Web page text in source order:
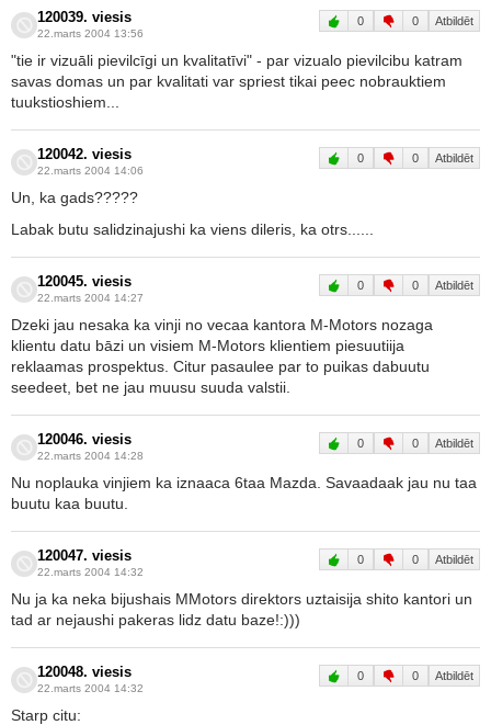
120039. viesis
22.marts 2004 13:56
0 0 Atbildēt
"tie ir vizuāli pievilcīgi un kvalitatīvi" - par vizualo pievilcibu katram
savas domas un par kvalitati var spriest tikai peec nobrauktiem
tuukstioshiem...
120042. viesis
22.marts 2004 14:06
0 0 Atbildēt
Un, ka gads?????
Labak butu salidzinajushi ka viens dileris, ka otrs......
120045. viesis
22.marts 2004 14:27
0 0 Atbildēt
Dzeki jau nesaka ka vinji no vecaa kantora M-Motors nozaga
klientu datu bāzi un visiem M-Motors klientiem piesuutiija
reklaamas prospektus. Citur pasaulee par to puikas dabuutu
seedeet, bet ne jau muusu suuda valstii.
120046. viesis
22.marts 2004 14:28
0 0 Atbildēt
Nu noplauka vinjiem ka iznaaca 6taa Mazda. Savaadaak jau nu taa
buutu kaa buutu.
120047. viesis
22.marts 2004 14:32
0 0 Atbildēt
Nu ja ka neka bijushais MMotors direktors uztaisija shito kantori un
tad ar nejaushi pakeras lidz datu baze!:)))
120048. viesis
22.marts 2004 14:32
0 0 Atbildēt
Starp citu: